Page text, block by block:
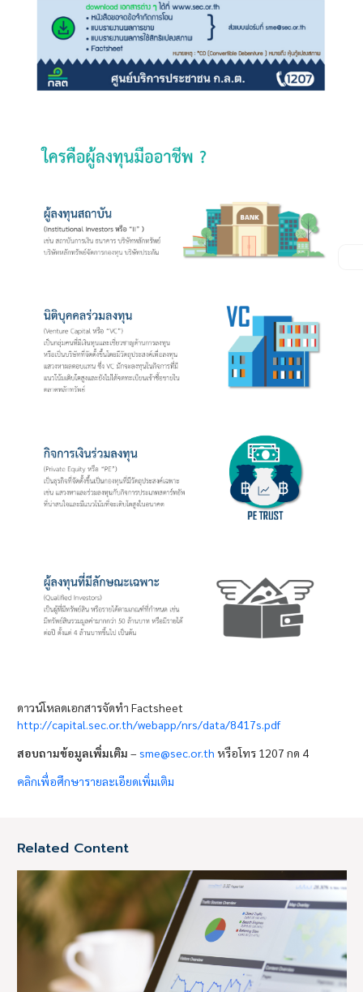
ดาวน์โหลดเอกสารจัดทำ Factsheet
http://capital.sec.or.th/webapp/nrs/data/8417s.pdf
สอบถามข้อมูลเพิ่มเติม – sme@sec.or.th หรือโทร 1207 กด 4
คลิกเพื่อศึกษารายละเอียดเพิ่มเติม
Related Content